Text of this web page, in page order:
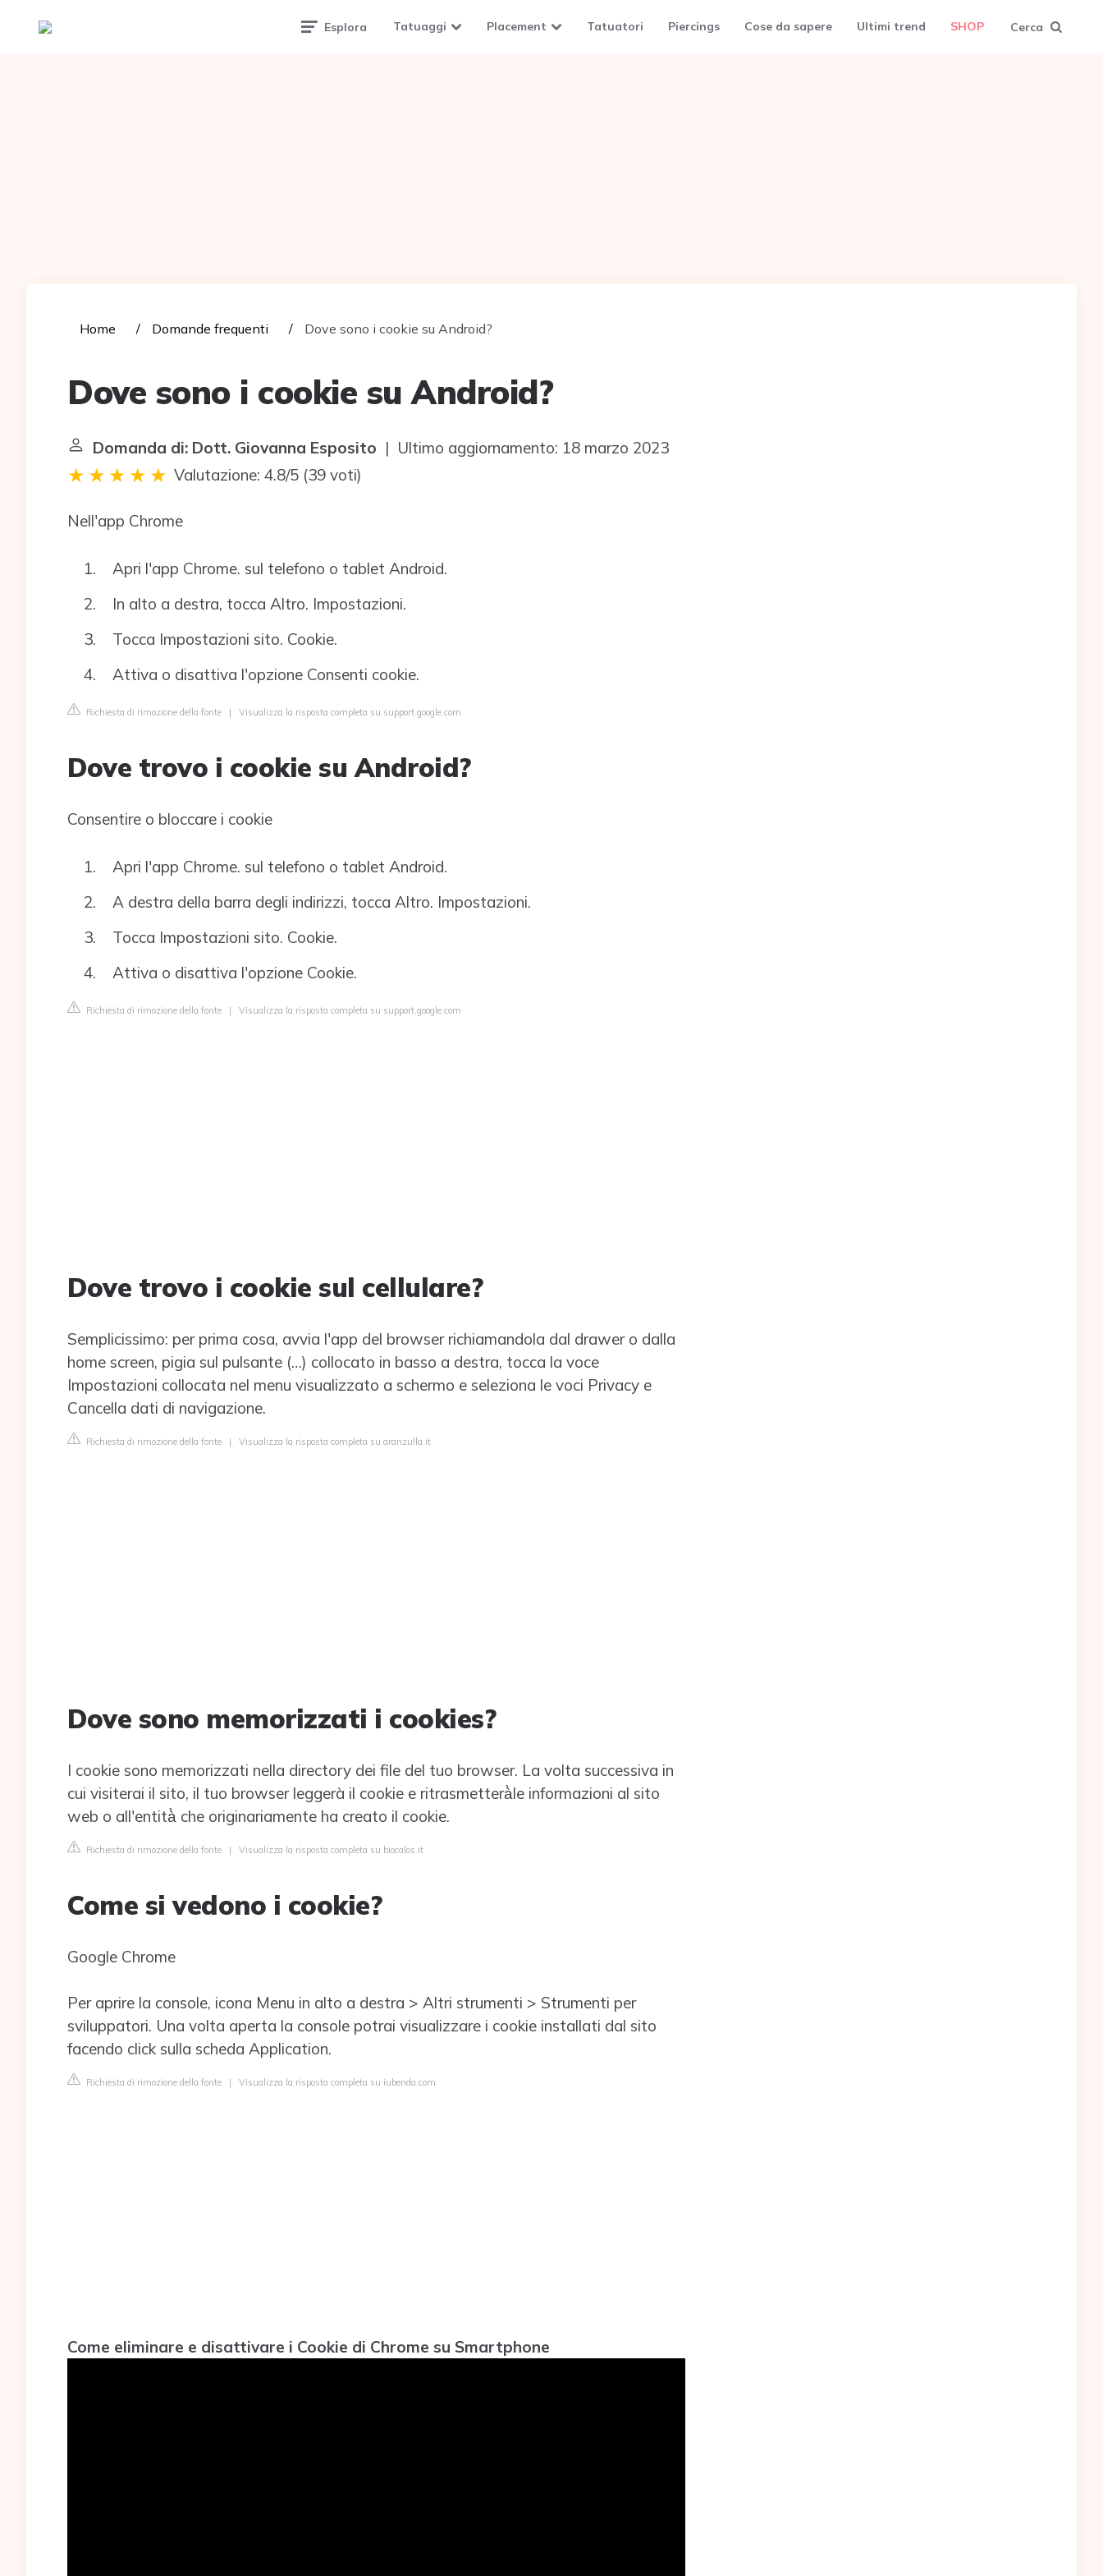
Tattoomuse.it Esplora Tatuaggi Placement Tatuatori Piercings Cose da sapere Ultimi trend SHOP Cerca
Home Domande frequenti Dove sono i cookie su Android?
Dove sono i cookie su Android?
Domanda di: Dott. Giovanna Esposito | Ultimo aggiornamento: 18 marzo 2023
Valutazione: 4.8/5 (39 voti)
Nell'app Chrome
Apri l'app Chrome. sul telefono o tablet Android.
In alto a destra, tocca Altro. Impostazioni.
Tocca Impostazioni sito. Cookie.
Attiva o disattiva l'opzione Consenti cookie.
Richiesta di rimozione della fonte | Visualizza la risposta completa su support.google.com
Dove trovo i cookie su Android?
Consentire o bloccare i cookie
Apri l'app Chrome. sul telefono o tablet Android.
A destra della barra degli indirizzi, tocca Altro. Impostazioni.
Tocca Impostazioni sito. Cookie.
Attiva o disattiva l'opzione Cookie.
Richiesta di rimozione della fonte | Visualizza la risposta completa su support.google.com
Dove trovo i cookie sul cellulare?
Semplicissimo: per prima cosa, avvia l'app del browser richiamandola dal drawer o dalla
home screen, pigia sul pulsante (…) collocato in basso a destra, tocca la voce
Impostazioni collocata nel menu visualizzato a schermo e seleziona le voci Privacy e
Cancella dati di navigazione.
Richiesta di rimozione della fonte | Visualizza la risposta completa su aranzulla.it
Dove sono memorizzati i cookies?
I cookie sono memorizzati nella directory dei file del tuo browser. La volta successiva in
cui visiterai il sito, il tuo browser leggerà il cookie e ritrasmetterà̀le informazioni al sito
web o all'entità̀ che originariamente ha creato il cookie.
Richiesta di rimozione della fonte | Visualizza la risposta completa su biocalos.it
Come si vedono i cookie?
Google Chrome
Per aprire la console, icona Menu in alto a destra > Altri strumenti > Strumenti per
sviluppatori. Una volta aperta la console potrai visualizzare i cookie installati dal sito
facendo click sulla scheda Application.
Richiesta di rimozione della fonte | Visualizza la risposta completa su iubenda.com
Come eliminare e disattivare i Cookie di Chrome su Smartphone